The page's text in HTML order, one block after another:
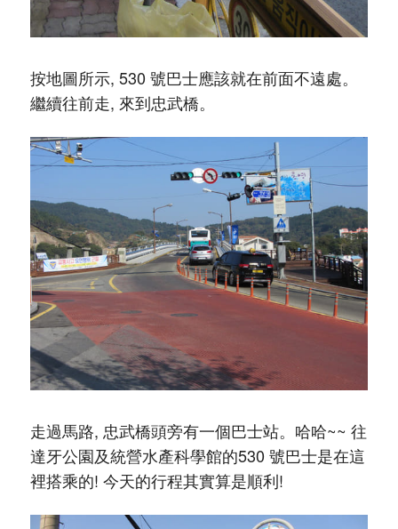
按地圖所示, 530 號巴士應該就在前面不遠處。
繼續往前走, 來到忠武橋。
走過馬路, 忠武橋頭旁有一個巴士站。哈哈~~ 往
達牙公園及統營水產科學館的530 號巴士是在這
裡搭乘的! 今天的行程其實算是順利!